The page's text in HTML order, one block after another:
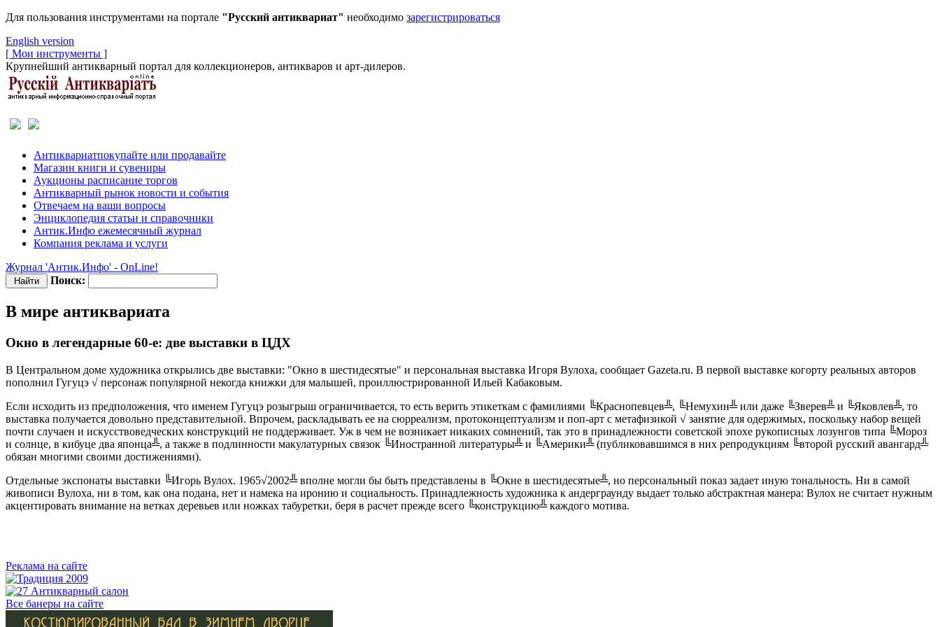
Для пользования инструментами на портале "Русский антиквариат" необходимо зарегистрироваться
English version
[ Мои инструменты ]
Крупнейший антикварный портал для коллекционеров, антикваров и арт-дилеров.
Антиквариатпокупайте или продавайте
Магазин книги и сувениры
Аукционы расписание торгов
Антикварный рынок новости и события
Отвечаем на ваши вопросы
Энциклопедия статьи и справочники
Антик.Инфо ежемесячный журнал
Компания реклама и услуги
Журнал 'Антик.Инфо' - OnLine!
Поиск:
В мире антиквариата
Окно в легендарные 60-е: две выставки в ЦДХ
В Центральном доме художника открылись две выставки: "Окно в шестидесятые" и персональная выставка Игоря Вулоха, сообщает Gazeta.ru. В первой выставке когорту реальных авторов
пополнил Гугуцэ √ персонаж популярной некогда книжки для малышей, проиллюстрированной Ильей Кабаковым.
Если исходить из предположения, что именем Гугуцэ розыгрыш ограничивается, то есть верить этикеткам с фамилиями ╚Краснопевцев╩, ╚Немухин╩ или даже ╚Зверев╩ и ╚Яковлев╩, то
выставка получается довольно представительной. Впрочем, раскладывать ее на сюрреализм, протоконцептуализм и поп-арт с метафизикой √ занятие для одержимых, поскольку набор вещей
почти случаен и искусствоведческих конструкций не поддерживает. Уж в чем не возникает никаких сомнений, так это в принадлежности советской эпохе рукописных лозунгов типа ╚Мороз
и солнце, в кибуце два японца╩, а также в подлинности макулатурных связок ╚Иностранной литературы╩ и ╚Америки╩ (публиковавшимся в них репродукциям ╚второй русский авангард╩
обязан многими своими достижениями).
Отдельные экспонаты выставки ╚Игорь Вулох. 1965√2002╩ вполне могли бы быть представлены в ╚Окне в шестидесятые╩, но персональный показ задает иную тональность. Ни в самой
живописи Вулоха, ни в том, как она подана, нет и намека на иронию и социальность. Принадлежность художника к андерграунду выдает только абстрактная манера: Вулох не считает нужным
акцентировать внимание на ветках деревьев или ножках табуретки, беря в расчет прежде всего ╚конструкцию╩ каждого мотива.
Реклама на сайте
Все банеры на сайте